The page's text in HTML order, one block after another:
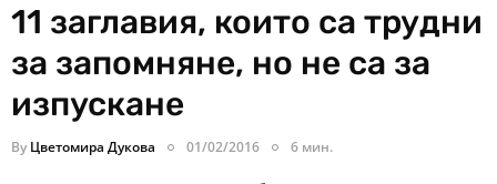
11 заглавия, които са трудни
за запомняне, но не са за
изпускане
By Цветомира Дукова 01/02/2016 6 мин.